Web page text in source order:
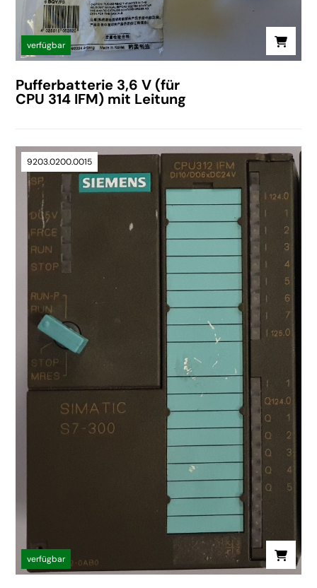
verfügbar
Pufferbatterie 3,6 V (für
CPU 314 IFM) mit Leitung
9203.0200.0015
verfügbar